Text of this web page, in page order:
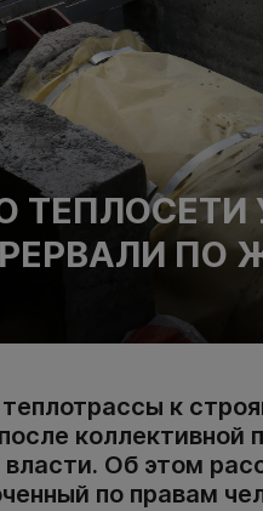
ПО
к
коллективной
Об этом
по правам